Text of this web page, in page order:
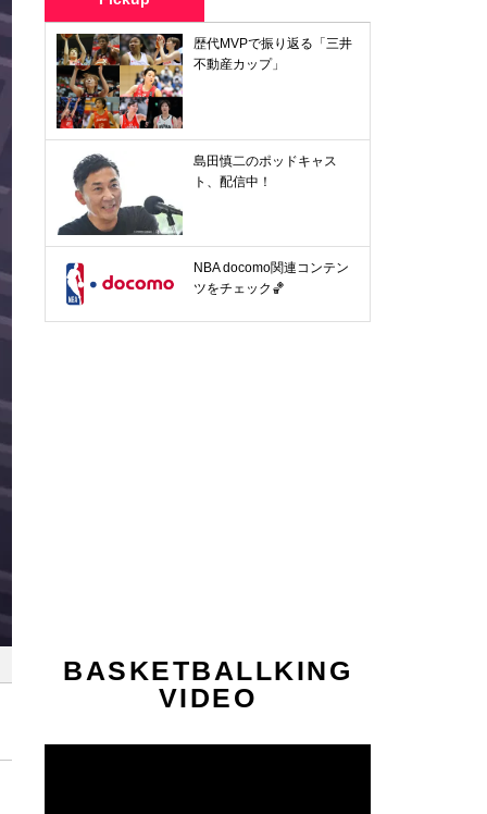
歴代MVPで振り返る「三井
不動産カップ」
島田慎二のポッドキャス
ト、配信中！
NBA docomo関連コンテン
ツをチェック🏀
BASKETBALLKING
VIDEO